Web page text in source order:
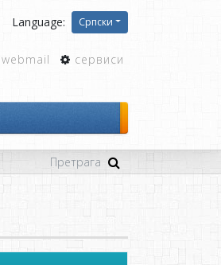
Language: Српски
webmail сервиси